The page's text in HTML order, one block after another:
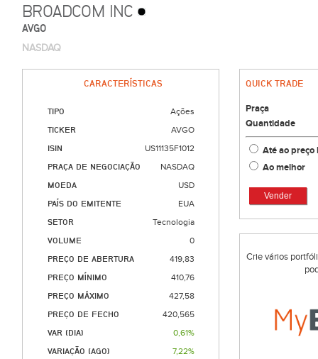
BROADCOM INC
AVGO
NASDAQ
CARACTERÍSTICAS
TIPO Ações
TICKER AVGO
ISIN US11135F1012
PRAÇA DE NEGOCIAÇÃO NASDAQ
MOEDA USD
PAÍS DO EMITENTE EUA
SETOR Tecnologia
VOLUME 0
PREÇO DE ABERTURA 419,83
PREÇO MÍNIMO 410,76
PREÇO MÁXIMO 427,58
PREÇO DE FECHO 420,565
VAR (DIA) 0,61%
VARIAÇÃO (AGO) 7,22%
QUICK TRADE
Praça
Quantidade
Até ao
Ao melhor
Vender
Crie vários